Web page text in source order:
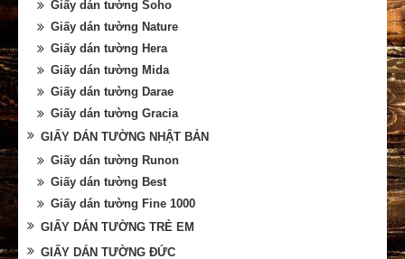
Giấy dán tường Soho
Giấy dán tường Nature
Giấy dán tường Hera
Giấy dán tường Mida
Giấy dán tường Darae
Giấy dán tường Gracia
GIẤY DÁN TƯỜNG NHẬT BẢN
Giấy dán tường Runon
Giấy dán tường Best
Giấy dán tường Fine 1000
GIẤY DÁN TƯỜNG TRẺ EM
GIẤY DÁN TƯỜNG ĐỨC